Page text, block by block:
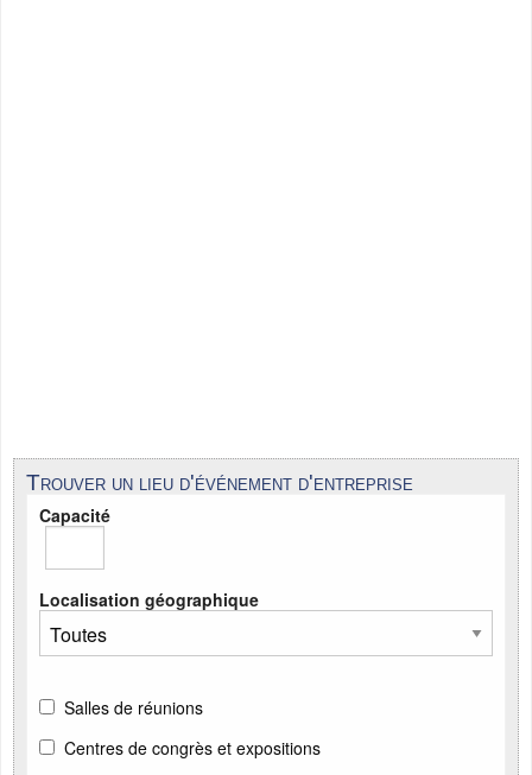
Trouver un lieu d'événement d'entreprise
Capacité
Localisation géographique
Salles de réunions
Centres de congrès et expositions